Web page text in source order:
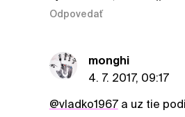
Odpovedať
monghi
4. 7. 2017, 09:17
@vladko1967a uz tie